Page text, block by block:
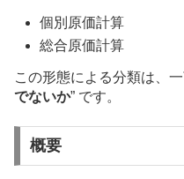
個別原価計算
総合原価計算
この形態による分類は、
でないか” です。
概要